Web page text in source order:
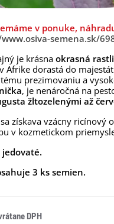
v ponuke,
semena.sk/
je krásna okrasná
Afrike dorastá do
prezimovaniu a
, je nenáročná na
žltozelenými až
získava vzácny ricínový
v kozmetickom
jedovaté.
3 ks semien.